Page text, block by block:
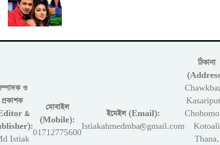
ও
প্রকাশক
&
Istiak
মোবাইল
(Mobile):
01712775600
ইমেইল (Email):
Istiakahmedmba@gmail.com
ঠিকানা
Kotoali
Thana,